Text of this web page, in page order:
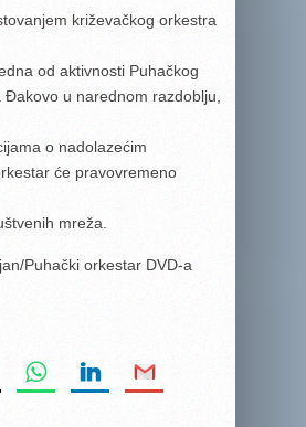
križevačkog orkestra
od aktivnosti Puhačkog
u narednom razdoblju,
o nadolazećim
će pravovremeno
mreža.
Puhački orkestar DVD-a